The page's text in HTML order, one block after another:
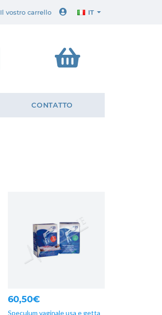
CONTATTO
Il vostro carrello IT
60,50€
Speculum vaginale usa e getta